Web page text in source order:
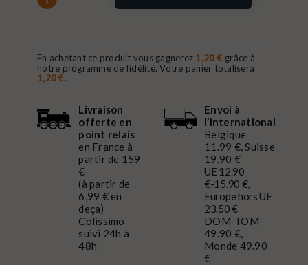
En achetant ce produit vous gagnerez 1,20 € grâce à
notre programme de fidélité. Votre panier totalisera
1,20 €.
Livraison
offerte en
point relais
en France à
partir de 159
€
(à partir de
6,99 € en
deça)
Colissimo
suivi 24h à
48h
Envoi à
l’international
Belgique
11.99 €, Suisse
19.90 €
UE 12.90
€-15.90 €,
Europe hors UE
23.50 €
DOM-TOM
49.90 €,
Monde 49.90
€